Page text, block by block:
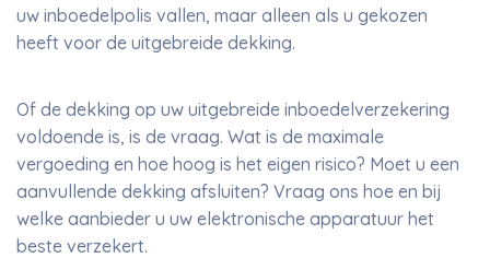
uw inboedelpolis vallen, maar alleen als u gekozen
heeft voor de uitgebreide dekking.
Of de dekking op uw uitgebreide inboedelverzekering
voldoende is, is de vraag. Wat is de maximale
vergoeding en hoe hoog is het eigen risico? Moet u een
aanvullende dekking afsluiten? Vraag ons hoe en bij
welke aanbieder u uw elektronische apparatuur het
beste verzekert.